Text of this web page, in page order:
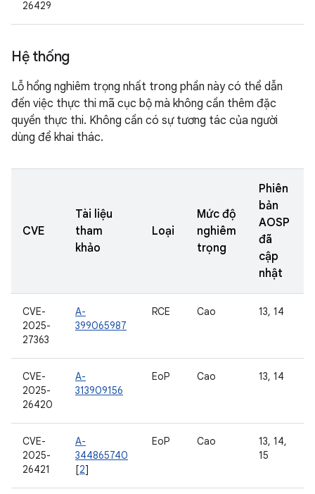
26429
Hệ thống
Lỗ hổng nghiêm trọng nhất trong phần này có thể dẫn
đến việc thực thi mã cục bộ mà không cần thêm đặc
quyền thực thi. Không cần có sự tương tác của người
dùng để khai thác.
CVE
Tài liệu
tham
khảo
Loại
Mức độ
nghiêm
trọng
Phiên
bản
AOSP
đã
cập
nhật
CVE-
2025-
27363
A-
399065987
RCE Cao 13, 14
CVE-
2025-
26420
A-
313909156
EoP Cao 13, 14
CVE-
2025-
26421
A-
344865740
[2]
EoP Cao
13, 14,
15